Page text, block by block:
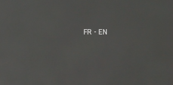
FR - EN